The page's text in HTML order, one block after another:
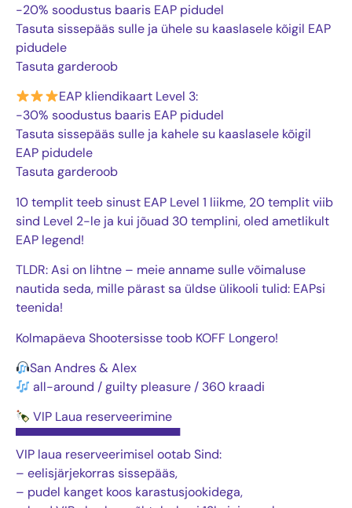
-20% soodustus baaris EAP pidudel
Tasuta sissepääs sulle ja ühele su kaaslasele kõigil EAP
pidudele
Tasuta garderoob
EAP kliendikaart Level 3:
-30% soodustus baaris EAP pidudel
Tasuta sissepääs sulle ja kahele su kaaslasele kõigil
EAP pidudele
Tasuta garderoob
10 templit teeb sinust EAP Level 1 liikme, 20 templit viib
sind Level 2-le ja kui jõuad 30 templini, oled ametlikult
EAP legend!
TLDR: Asi on lihtne – meie anname sulle võimaluse
nautida seda, mille pärast sa üldse ülikooli tulid: EAPsi
teenida!
Kolmapäeva Shootersisse toob KOFF Longero!
San Andres & Alex
all-around / guilty pleasure / 360 kraadi
VIP Laua reserveerimine
▀▀▀▀▀▀▀▀▀▀▀▀▀▀▀▀▀▀▀
VIP laua reserveerimisel ootab Sind:
– eelisjärjekorras sissepääs,
– pudel kanget koos karastusjookidega,